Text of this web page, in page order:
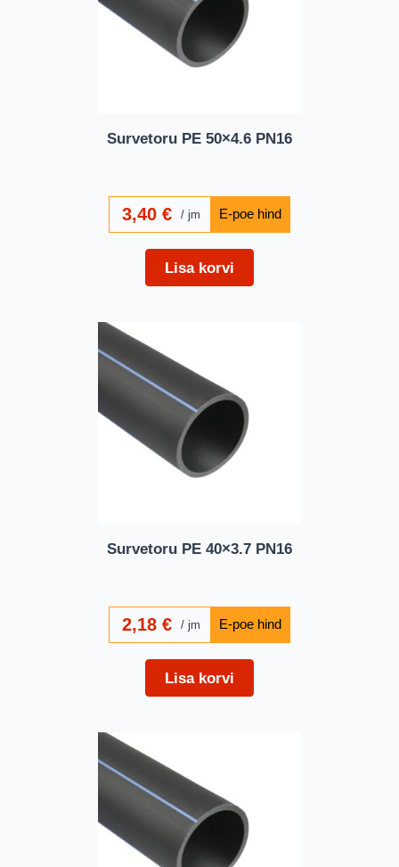
Survetoru PE 50×4.6 PN16
3,40 € jm
Lisa korvi
Survetoru PE 40×3.7 PN16
2,18 € jm
Lisa korvi